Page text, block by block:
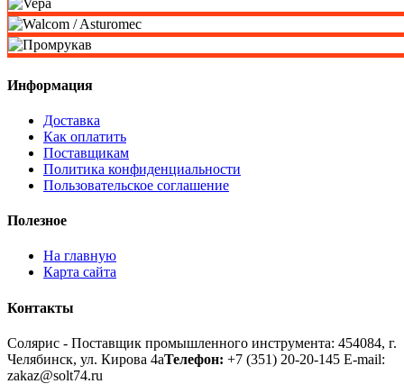
Информация
Доставка
Как оплатить
Поставщикам
Политика конфиденциальности
Пользовательское соглашение
Полезное
На главную
Карта сайта
Контакты
Солярис - Поставщик промышленного инструмента: 454084, г.
Челябинск, ул. Кирова 4аТелефон: +7 (351) 20-20-145 E-mail:
zakaz@solt74.ru